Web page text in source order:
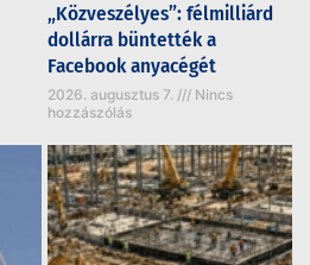
„Közveszélyes”: félmilliárd
dollárra büntették a
Facebook anyacégét
2026. augusztus 7.
Nincs
hozzászólás